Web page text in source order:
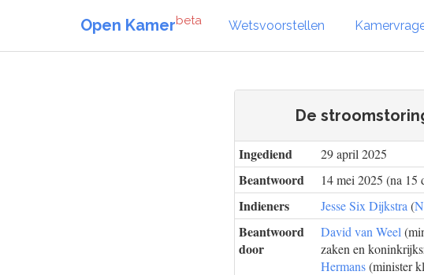
Open Kamerbeta Wetsvoorstellen
De
Ingediend 29 april 2025
Beantwoord 14 mei 2025 (na 15
Indieners Jesse Six Dijkstra (
Beantwoord
door
David van Weel
zaken en
Hermans(minister